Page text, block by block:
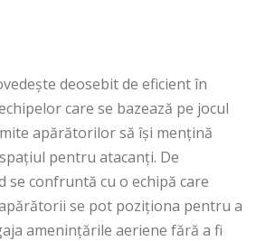
deosebit de eficient în
care se bazează pe jocul
apărătorilor să își mențină
pentru atacanți. De
se confruntă cu o echipă care
se pot poziționa pentru a
amenințările aeriene fără a fi